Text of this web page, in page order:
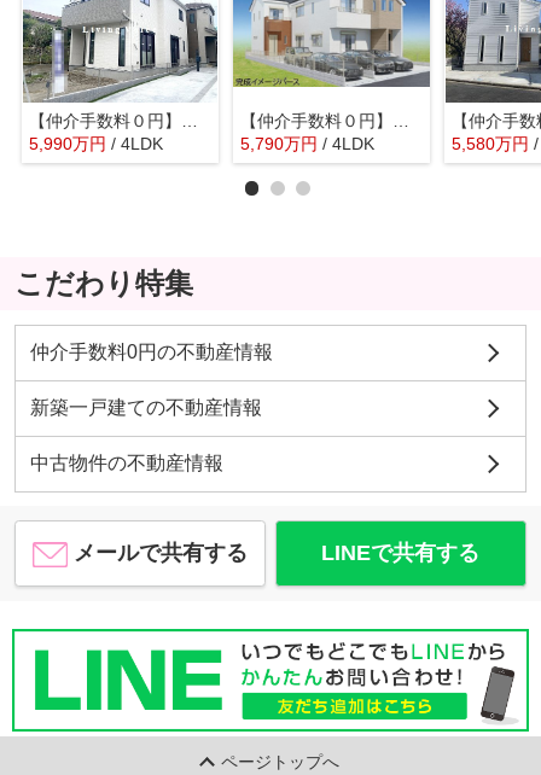
【仲介手数料０円】茅ヶ崎市東海岸南4丁目 新築一戸建て E号棟 全5棟
5,990万円 / 4LDK
【仲介手数料０円】茅ヶ崎市浜須賀3期 新築一戸建て 全2棟
5,790万円 / 4LDK 5,580万円
こだわり特集
仲介手数料0円の不動産情報
新築一戸建ての不動産情報
中古物件の不動産情報
メールで共有する LINEで共有する
ページトップへ